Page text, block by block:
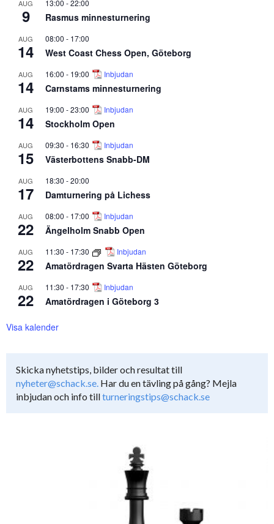
AUG
9
13:00 -22:00
Rasmus minnesturnering
AUG
14
08:00 - 17:00
West Coast Chess Open, Göteborg
AUG
14
16:00 - 19:00 Inbjudan
Carnstams minnesturnering
AUG
14
19:00 -23:00 Inbjudan
Stockholm Open
AUG
15
09:30 - 16:30 Inbjudan
Västerbottens Snabb-DM
AUG
17
18:30 -20:00
Damturnering på Lichess
AUG
22
08:00 - 17:00 Inbjudan
Ängelholm Snabb Open
AUG
22
11:30 - 17:30 Inbjudan
Amatördragen Svarta Hästen Göteborg
AUG
22
11:30 - 17:30 Inbjudan
Amatördragen i Göteborg 3
Visa kalender
Skicka nyhetstips, bilder och resultat till
nyheter@schack.se. Har du en tävling på gång? Mejla
inbjudan och info tillturneringstips@schack.se